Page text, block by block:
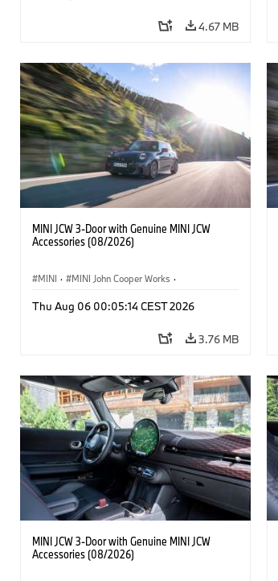
Optional Extras, Accessories
4.67 MB
MINI JCW 3-Door with Genuine MINI JCW
Accessories (08/2026)
MINI · MINI John Cooper Works ·
Optional Extras, Accessories
Thu Aug 06 00:05:14 CEST 2026
3.76 MB
MINI JCW 3-Door with Genuine MINI JCW
Accessories (08/2026)